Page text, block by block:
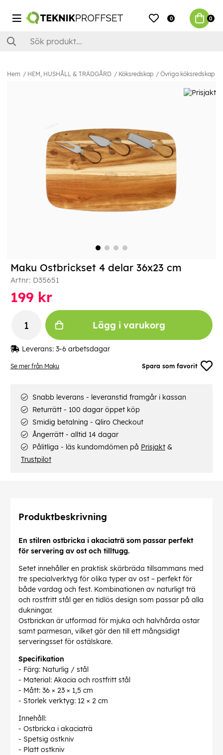
0 0
Hem HEM, HUSHÅLL & TRÄDGÅRD Köksredskap Övriga köksredskap
Se mer från Maku Spara som favorit
Maku Ostbrickset 4 delar 36x23 cm
Artnr: D35651
199 kr
Lägg i varukorg
Leverans: 3-6 arbetsdagar
Snabb leverans - leveranstid framgår i kassan
Returrätt - 100 dagar öppet köp
Smidig betalning - Qliro Checkout
Ångerrätt - alltid 14 dagar
Pålitliga - läs kundomdömen på Prisjakt &
Trustpilot
Produktbeskrivning
En stilren ostbricka i akaciaträ som passar perfekt
för servering av ost och tilltugg.
Setet innehåller en praktisk skärbräda tillsammans med
tre specialverktyg för olika typer av ost – perfekt för
både vardag och fest. Kombinationen av naturligt trä
och rostfritt stål ger en tidlös design som passar på alla
dukningar.
Ostbrickan är utformad för mjuka och halvhårda ostar
samt parmesan, vilket gör den till ett mångsidigt
serveringsset för ostälskare.
Specifikation
- Färg: Naturlig / stål
- Material: Akacia och rostfritt stål
- Mått: 36 × 23 × 1,5 cm
- Storlek verktyg: 12 × 2 cm
Innehåll:
- Ostbricka i akaciaträ
- Spetsig ostkniv
- Platt ostkniv